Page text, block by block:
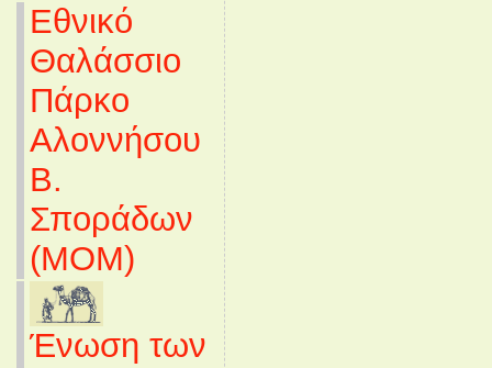
Εθνικό
Θαλάσσιο
Πάρκο
Αλοννήσου
Β.
Σποράδων
(MOM)
Ένωση των